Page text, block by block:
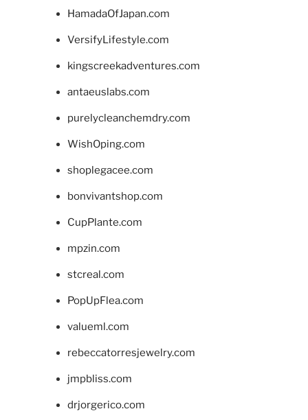
HamadaOfJapan.com
VersifyLifestyle.com
kingscreekadventures.com
antaeuslabs.com
purelycleanchemdry.com
WishOping.com
shoplegacee.com
bonvivantshop.com
CupPlante.com
mpzin.com
stcreal.com
PopUpFlea.com
valueml.com
rebeccatorresjewelry.com
jmpbliss.com
drjorgerico.com